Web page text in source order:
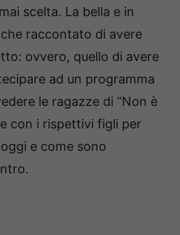
scelta. La bella e in
raccontato di avere
ovvero, quello di avere
ad un programma
le ragazze di “Non è
con i rispettivi figli per
e come sono